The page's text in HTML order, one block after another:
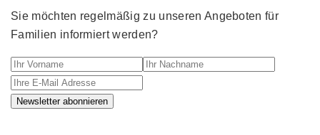
Sie möchten regelmäßig zu unseren Angeboten für
Familien informiert werden?
Ihr Vorname Ihr Nachname
Newsletter abonnieren